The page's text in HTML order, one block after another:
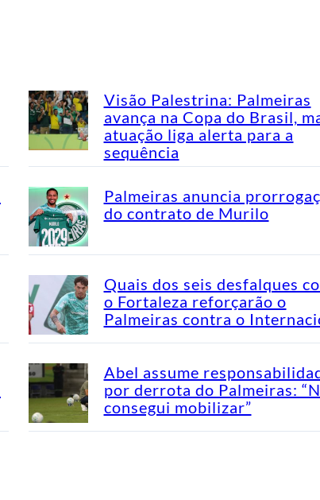
Visão Palestrina: Palmeiras
avança na Copa do Brasil,
atuação liga alerta para a
sequência
Palmeiras anuncia
do contrato de Murilo
Quais dos seis desfalques
o Fortaleza reforçarão o
Palmeiras contra o
Abel assume
por derrota do Palmeiras:
consegui mobilizar”